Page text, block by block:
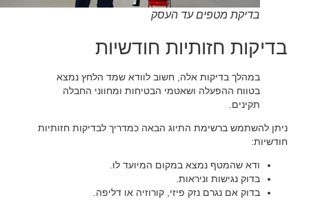
בדיקת מטפים עד העסק
‏בדיקות חזותיות חודשיות‏
‏במהלך בדיקות אלה, חשוב לוודא שמד הלחץ נמצא
בטווח ההפעלה ושאטמי הבטיחות ומחווני החבלה
תקינים.‏
‏ניתן להשתמש ברשימת התיוג הבאה כמדריך לבדיקות חזותיות
חודשיות:‏
‏ודא שהמטף נמצא במקום המיועד לו.‏
‏בדוק נגישות וניראות.‏
‏בדוק אם נגרם נזק פיזי, קורוזיה או דליפה.‏